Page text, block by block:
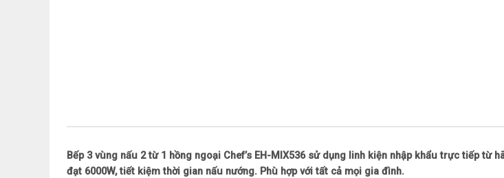
Bếp 3 vùng nấu 2 từ 1 hồng ngoại Chef’s EH-MIX536 sử dụng linh kiện nhập khẩu trực tiếp từ
đạt 6000W, tiết kiệm thời gian nấu nướng. Phù hợp với tất cả mọi gia đình.